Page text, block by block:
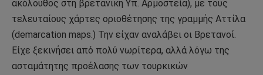
ακόλουθος στη βρετανική Υπ. Αρμοστεία), με τους
τελευταίους χάρτες οριοθέτησης της γραμμής Αττίλα
(demarcation maps.) Την είχαν αναλάβει οι Βρετανοί.
Είχε ξεκινήσει από πολύ νωρίτερα, αλλά λόγω της
ασταμάτητης προέλασης των τουρκικών